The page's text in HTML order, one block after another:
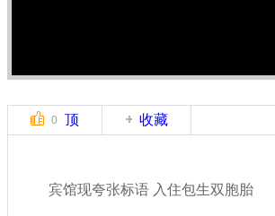
0 顶 收藏
宾馆现夸张标语 入住包生双胞胎